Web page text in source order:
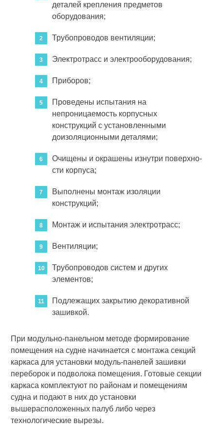
де­талей крепления предметов
оборудования;
Трубопроводов вентиляции;
Электротрасс и электрооборудования;
Приборов;
Проведены испытания на
непроницаемость корпусных
конструкций с установленными
доизоляционными деталями;
Очищены и окрашены изнутри поверхно­
сти корпуса;
Выполнены монтаж изоляции
конструкций;
Монтаж и испытания электротрасс;
Вентиляции;
Трубопроводов систем и других
элементов;
Подлежащих закрытию декоративной
зашивкой.
При модульно-панельном методе формирование
помещения на суд­не начинается с монтажа секций
каркаса для установки модуль-пане­лей зашивки
переборок и подволока помещения. Готовые секции
каркаса комплектуют по районам и помещениям
судна и подают в них до установки
вышерасположенных палуб либо через
технологические вырезы.